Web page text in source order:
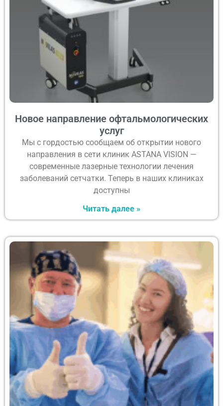
Новое направление офтальмологических
услуг
Мы с гордостью сообщаем об открытии нового
направления в сети клиник ASTANA VISION —
современные лазерные технологии лечения
заболеваний сетчатки. Теперь в наших клиниках
доступны
Читать далее »